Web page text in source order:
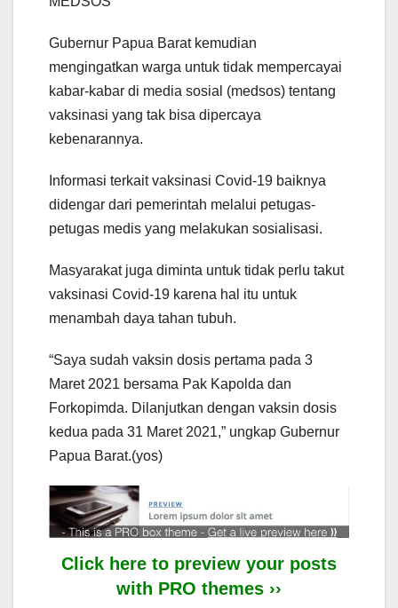
Gubernur Papua Barat kemudian
mengingatkan warga untuk tidak mempercayai
kabar-kabar di media sosial (medsos) tentang
vaksinasi yang tak bisa dipercaya
kebenarannya.
Informasi terkait vaksinasi Covid-19 baiknya
didengar dari pemerintah melalui petugas-
petugas medis yang melakukan sosialisasi.
Masyarakat juga diminta untuk tidak perlu takut
vaksinasi Covid-19 karena hal itu untuk
menambah daya tahan tubuh.
“Saya sudah vaksin dosis pertama pada 3
Maret 2021 bersama Pak Kapolda dan
Forkopimda. Dilanjutkan dengan vaksin dosis
kedua pada 31 Maret 2021,” ungkap Gubernur
Papua Barat.(yos)
Click here to preview your posts
with PRO themes ››